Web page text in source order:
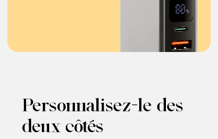
Personnalisez-le des
deux côtés